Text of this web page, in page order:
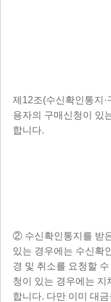
제12조(수신확인통지
용자의 구매신청이 있
합니다.
② 수신확인통지를 받
있는 경우에는 수신확
경 및 취소를 요청할
청이 있는 경우에는
합니다. 다만 이미 대